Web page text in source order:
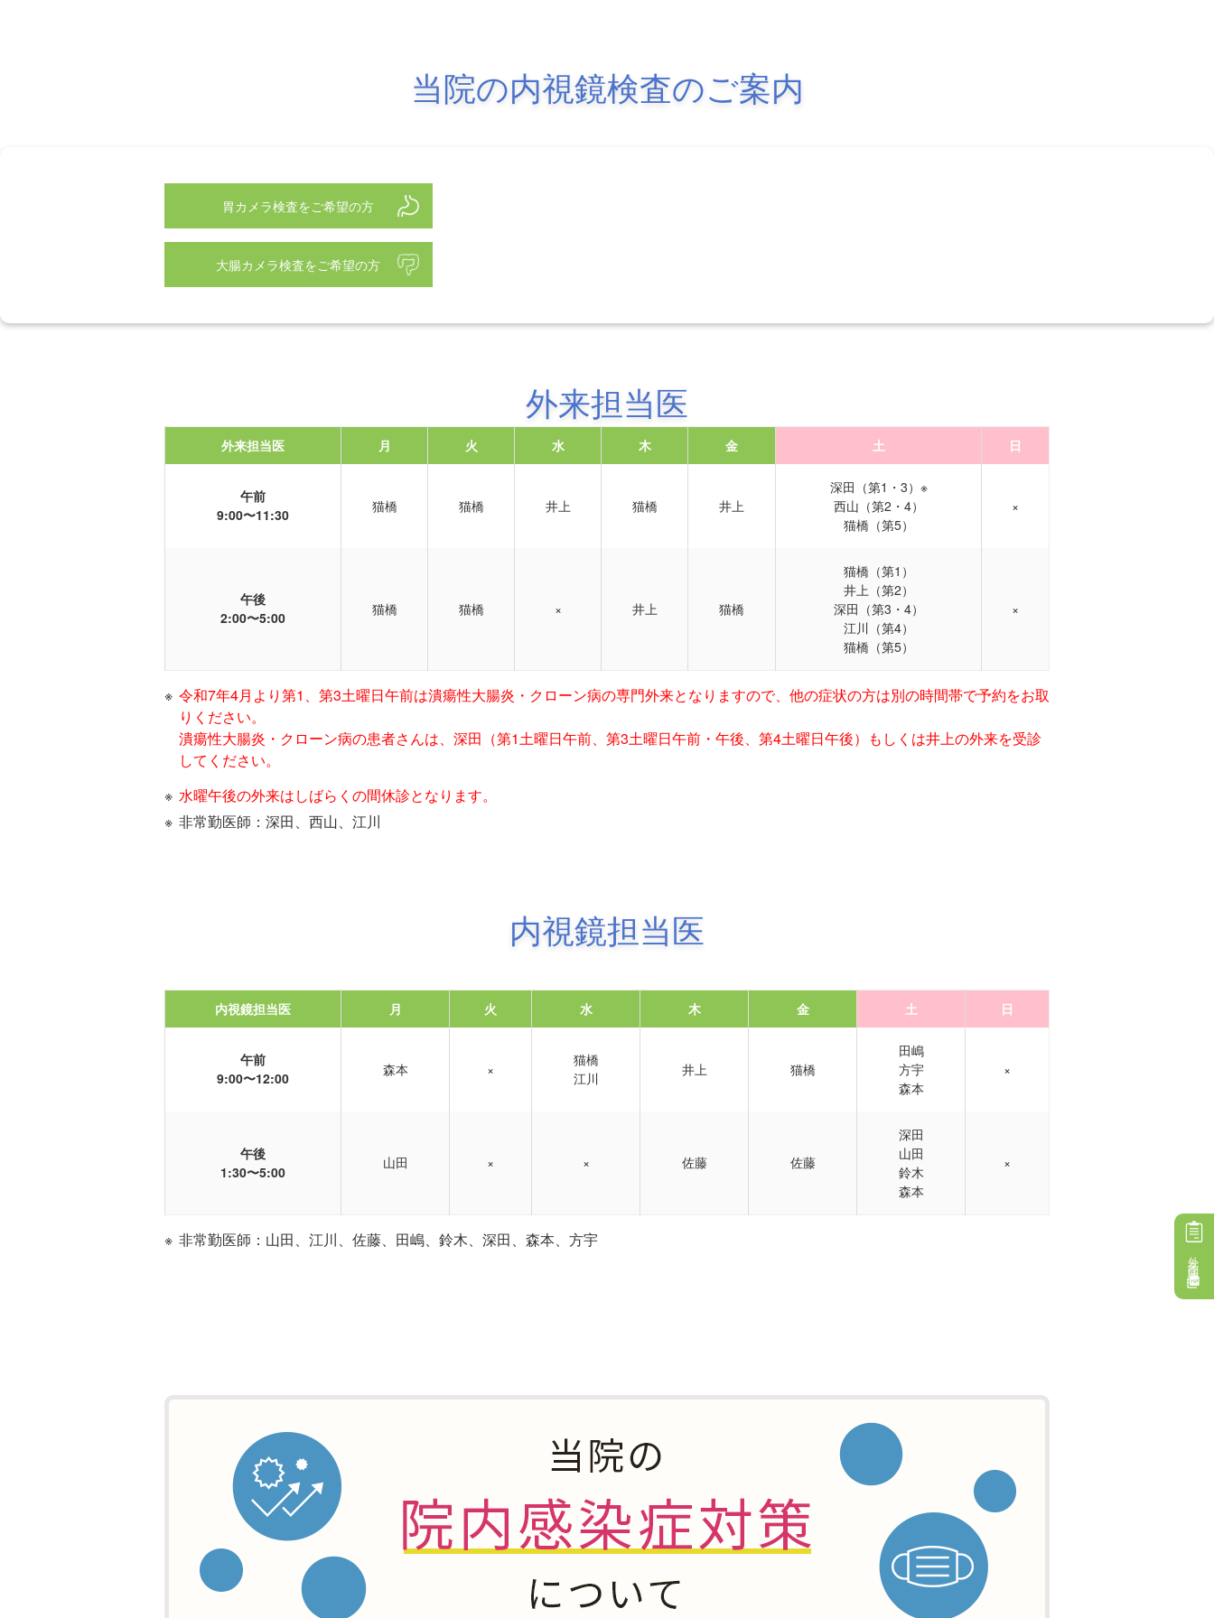
外来問診票
当院の内視鏡検査のご案内
胃カメラ検査をご希望の方
大腸カメラ検査をご希望の方
外来担当医
外来担当医 月 火 水 木 金 土 日
午前
9:00〜11:30
猫橋 猫橋 井上 猫橋 井上
深田（第1・3）※
西山（第2・4）
猫橋（第5）
×
午後
2:00〜5:00
猫橋 猫橋 × 井上 猫橋
猫橋（第1）
井上（第2）
深田（第3・4）
江川（第4）
猫橋（第5）
×
令和7年4月より第1、第3土曜日午前は潰瘍性大腸炎・ クローン病の専門外来となりますので、 他の症状の方は別の時間帯で予約をお取
りください。
潰瘍性大腸炎・クローン病の患者さんは、深田（第1土曜日午前、第3土曜日午前・午後、第4土曜日午後）もしくは井上の外来を受診
してください。
水曜午後の外来はしばらくの間休診となります。
非常勤医師：深田、西山、江川
内視鏡担当医
内視鏡担当医 月 火 水 木 金 土 日
午前
9:00〜12:00
森本 ×
猫橋
江川
井上 猫橋
田嶋
方宇
森本
×
午後
1:30〜5:00
山田 × × 佐藤 佐藤
深田
山田
鈴木
森本
×
非常勤医師：山田、江川、佐藤、田嶋、鈴木、深田、森本、方宇